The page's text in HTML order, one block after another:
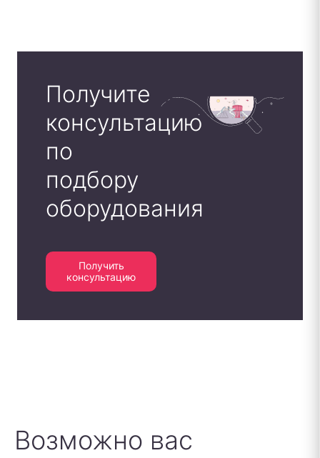
Получите
консультацию
по
подбору
оборудования
Получить
консультацию
Возможно вас